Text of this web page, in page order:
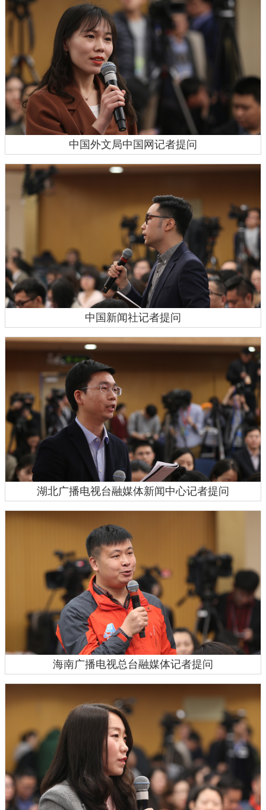
中国外文局中国网记者提问
中国新闻社记者提问
湖北广播电视台融媒体新闻中心记者提问
海南广播电视总台融媒体记者提问